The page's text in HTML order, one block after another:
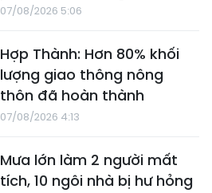
07/08/2026 5:06
Hợp Thành: Hơn 80% khối
lượng giao thông nông
thôn đã hoàn thành
07/08/2026 4:13
Mưa lớn làm 2 người mất
tích, 10 ngôi nhà bị hư hỏng